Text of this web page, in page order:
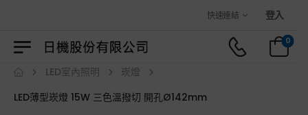
歡迎光臨日機官方購物商城！
快速連結 登入
0
LED室內照明
崁燈
LED薄型崁燈 15W 三色溫撥切 開孔Ø142mm